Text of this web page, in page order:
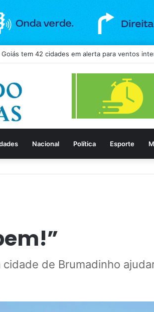
Nacional Política Esporte
cidade de Brumadinho